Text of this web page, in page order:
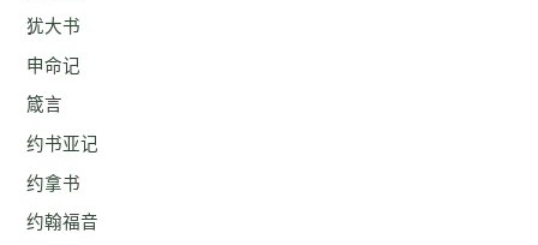
犹大书
申命记
箴言
约书亚记
约拿书
约翰福音